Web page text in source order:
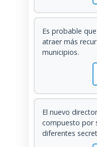
Es probable
atraer más
municipios.
El nuevo
compuesto por
diferentes